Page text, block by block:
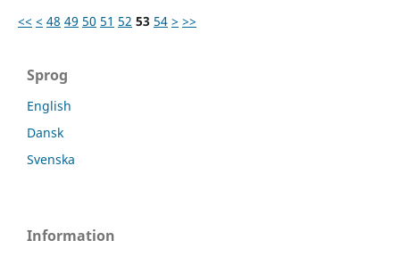
<< < 48 49 50 51 52 53 54 > >>
Sprog
English
Dansk
Svenska
Information